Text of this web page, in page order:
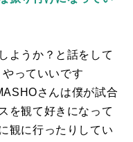
ようか？と話をして
っていいです
さんは僕が試合
を観て好きになって
観に行ったりしてい